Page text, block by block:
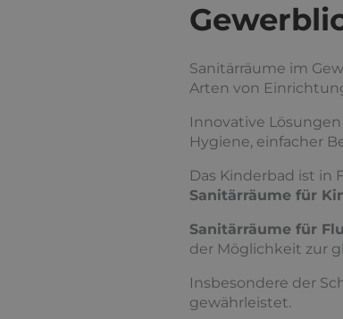
Sanitärräume im
Arten von
Innovative
Hygiene, einfacher
Das Kinderbad ist
Sanitärräume für
Sanitärräume für
der Möglichkeit zur
Insbesondere der
gewährleistet.